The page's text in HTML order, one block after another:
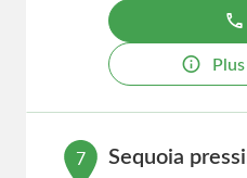
7 Sequoia